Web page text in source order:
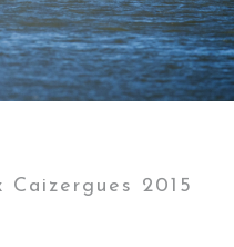
2015